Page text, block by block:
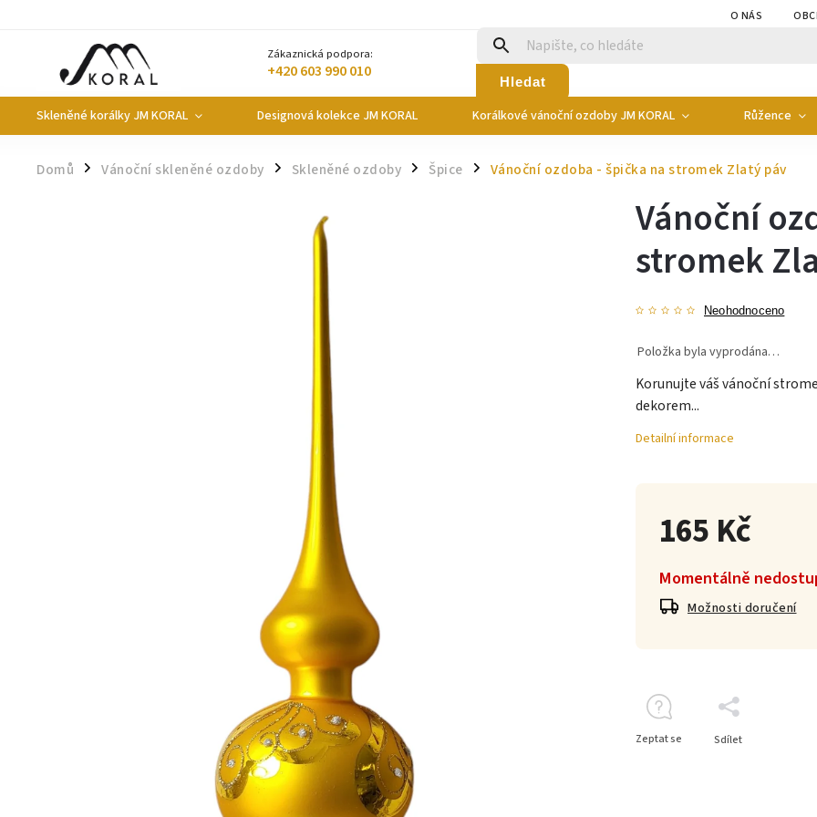
O NÁS
Zákaznická podpora:
+420 603 990 010 Hledat
Skleněné korálky JM KORAL Designová kolekce JM KORAL Korálkové vánoční ozdoby JM KORAL Růžence
Domů / Vánoční skleněné ozdoby / Skleněné ozdoby / Špice / Vánoční ozdoba - špička na stromek Zlatý páv
165 Kč
Momentálně
Možnosti doručení
Vánoční
stromek
Neohodnoceno
Položka byla vyprodána…
Korunujte váš vánoční
dekorem...
Detailní informace
Zeptat se Sdílet